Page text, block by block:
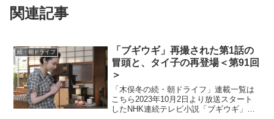
関連記事
続・朝ドライフ
「ブギウギ」再撮された第1話の
冒頭と、タイ子の再登場＜第91回
＞
「木俣冬の続・朝ドライフ」連載一覧は
こちら2023年10月2日より放送スタート
したNHK連続テレビ小説「ブギウギ」。